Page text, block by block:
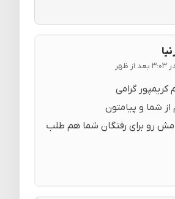
کریمپور گرامی
شما و پیامتون
رو برای رفتگان شما هم طلب